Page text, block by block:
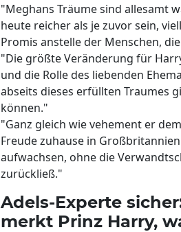
"Meghans Träume sind allesamt
heute reicher als je zuvor sein,
Promis anstelle der Menschen,
"Die größte Veränderung für
und die Rolle des liebenden
abseits dieses erfüllten Traumes
können."
"Ganz gleich wie vehement er
Freude zuhause in
aufwachsen, ohne die
zurückließ."
Adels-Experte
merkt Prinz Harry,